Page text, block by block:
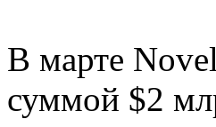
В марте
суммой $2